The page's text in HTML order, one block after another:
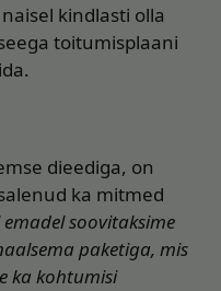
kindlasti olla
toitumisplaani
dieediga, on
ka mitmed
soovitaksime
paketiga, mis
ka kohtumisi